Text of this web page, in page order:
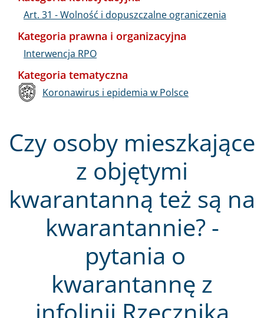
Czy osoby mieszkające
z objętymi
kwarantanną też są na
kwarantannie? -
pytania o
kwarantannę z
Art. 31 - Wolność i dopuszczalne ograniczenia
Kategoria prawna i organizacyjna
Interwencja RPO
Kategoria tematyczna
Koronawirus i epidemia w Polsce